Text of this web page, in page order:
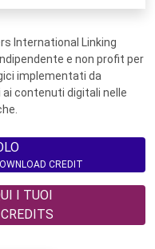
International Linking
e non profit per
implementati da
contenuti digitali nelle
CREDIT
I TUOI